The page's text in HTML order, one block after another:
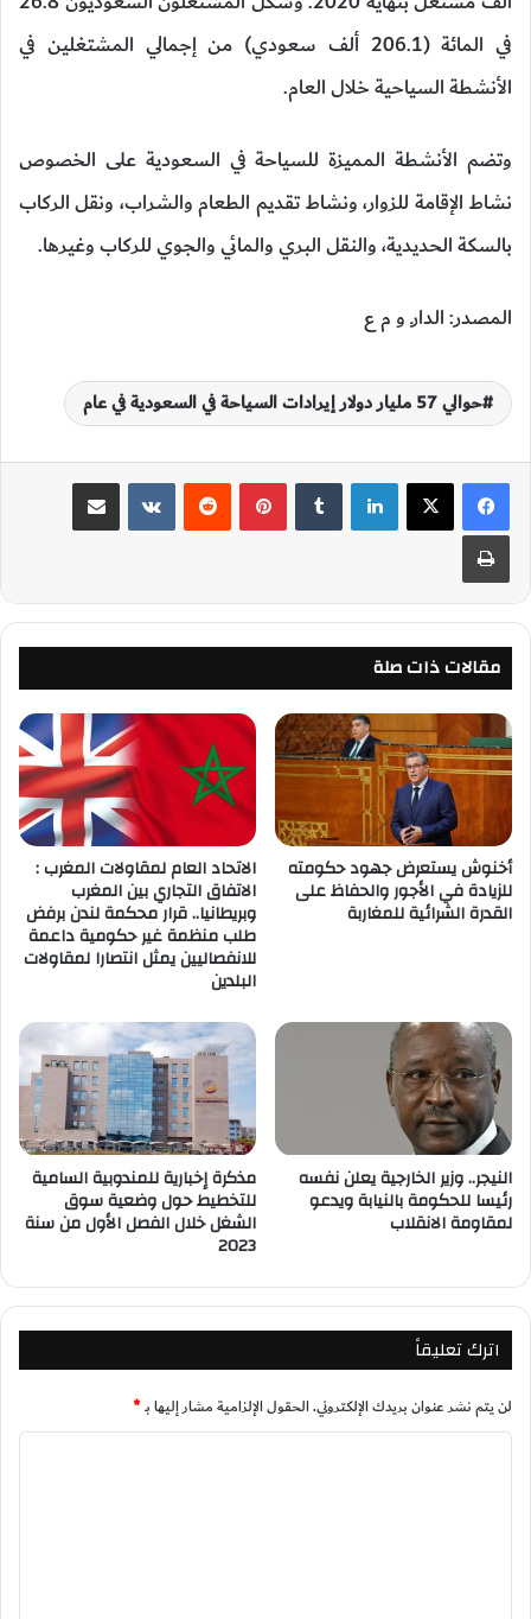
في المائة (206.1 ألف سعودي) من إجمالي المشتغلين في
الأنشطة السياحية خلال العام.
وتضم الأنشطة المميزة للسياحة في السعودية على الخصوص
نشاط الإقامة للزوار، ونشاط تقديم الطعام والشراب، ونقل الركاب
بالسكة الحديدية، والنقل البري والمائي والجوي للركاب وغيرها.
المصدر: الدارـ و م ع
حوالي 57 مليار دولار إيرادات السياحة في السعودية في عام
لينكدإن بينتيريست
مقالات ذات صلة
أخنوش يستعرض جهود حكومته
للزيادة في الأجور والحفاظ على
القدرة الشرائية للمغاربة
الاتحاد العام لمقاولات المغرب :
الاتفاق التجاري بين المغرب
وبريطانيا.. قرار محكمة لندن برفض
طلب منظمة غير حكومية داعمة
للانفصاليين يمثل انتصارا لمقاولات
البلدين
النيجر.. وزير الخارجية يعلن نفسه
رئيسا للحكومة بالنيابة ويدعو
لمقاومة الانقلاب
مذكرة إخبارية للمندوبية السامية
للتخطيط حول وضعية سوق
الشغل خلال الفصل الأول من سنة
2023
اترك تعليقاً
لن يتم نشر عنوان بريدك الإلكتروني.الحقول الإلزامية مشار إليها بـ*